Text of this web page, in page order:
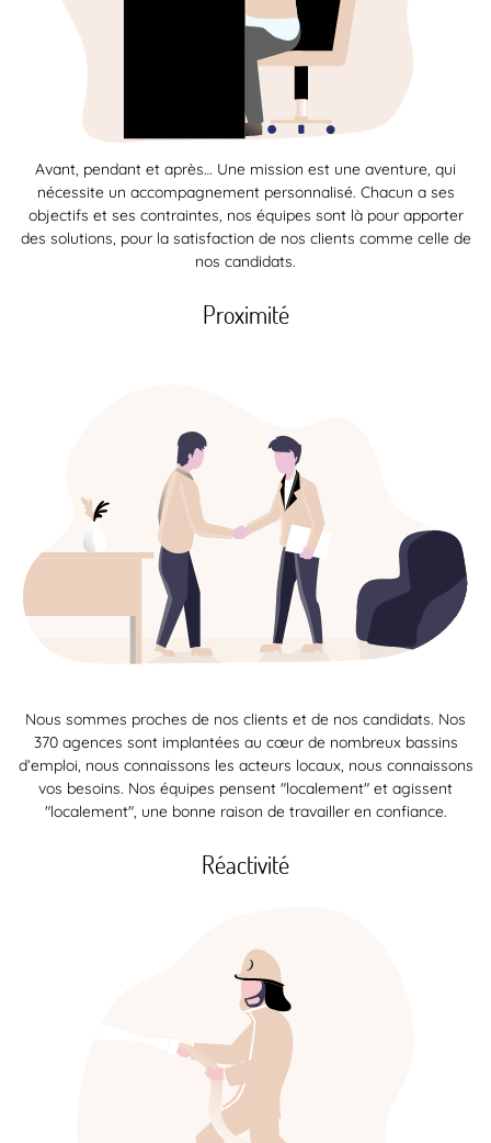
Avant, pendant et après… Une mission est une aventure, qui
nécessite un accompagnement personnalisé. Chacun a ses
objectifs et ses contraintes, nos équipes sont là pour apporter
des solutions, pour la satisfaction de nos clients comme celle de
nos candidats.
Proximité
Nous sommes proches de nos clients et de nos candidats. Nos
370 agences sont implantées au cœur de nombreux bassins
d’emploi, nous connaissons les acteurs locaux, nous connaissons
vos besoins. Nos équipes pensent "localement" et agissent
"localement", une bonne raison de travailler en confiance.
Réactivité